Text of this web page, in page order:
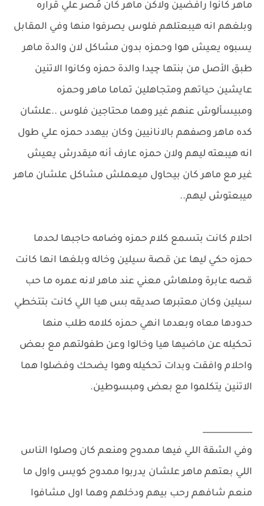
ماهر كانوا رافضين ولاكن ماهر كان مُصر علي قراره
وبلغهم انه هيبعتلهم فلوس يصرفوا منها وفي المقابل
يسبوه يعيش هوا وحمزه بدون مشاكل لان والدة ماهر
طبق الأصل من بنتها چيدا والدة حمزه وكانوا الاتنين
عايشين حياتهم ومتجاهلين تماما ماهر وحمزه
ومبيسألوش عنهم غير وهما محتاجين فلوس ..علشان
كده ماهر وصفهم بالانانيين وكان بيهدد حمزه علي طول
انه هيبعته ليهم ولان حمزه عارف أنه ميقدرش يعيش
غير مع ماهر كان بيحاول ميعملش مشاكل علشان ماهر
ميبعتوش ليهم..
احلام كانت بتسمع كلام حمزه وضامه حاجبها لحدما
حمزه حكي ليها عن قصة سيلين وخاله وبلغها انها كانت
قصه عابرة وملهاش معني عند ماهر لانه عمره ما حب
سيلين وكان معتبرها صديقه بس هيا اللي كانت بتتخطي
حدودها معاه وبعدما انهي حمزه كلامه طلب منها
تحكيله عن ماضيها هيا وخالوا وعن طفولتهم مع بعض
واحلام وافقت وبدات تحكيله وهوا يضحك وفضلوا هما
الاتنين يتكلموا مع بعض ومبسوطين.
____________
وفي الشقة اللي فيها ممدوح ومنعم كان وصلوا الناس
اللي بعتهم ماهر علشان يدربوا ممدوح كويس واول ما
منعم شافهم رحب بيهم ودخلهم وهما اول مشافوا